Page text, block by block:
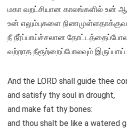
மகா வறட்சியான காலங்களில் உன்
உன் எலும்புகளை
நீ நீர்ப்பாய்ச்சலான
வற்றாத நீரூற்றைப்போலவும் இருப்பாய்.
And the LORD shall guide thee
and satisfy thy soul in drought,
and make fat thy bones:
and thou shalt be like a watered